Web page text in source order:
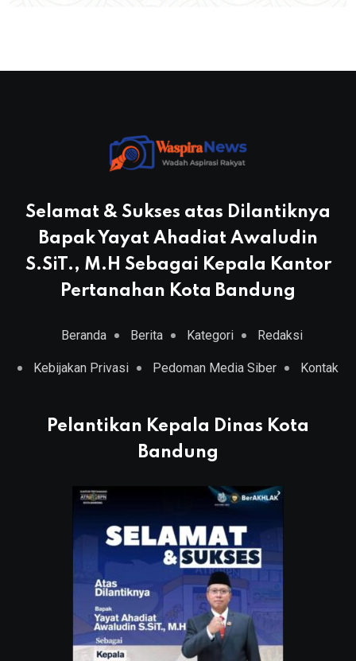
Selamat & Sukses atas Dilantiknya
Bapak Yayat Ahadiat Awaludin
S.SiT., M.H Sebagai Kepala Kantor
Pertanahan Kota Bandung
Beranda Berita Kategori Redaksi
Kebijakan Privasi Pedoman Media Siber Kontak
Pelantikan Kepala Dinas Kota
Bandung